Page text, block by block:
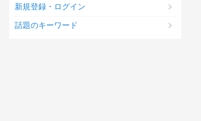
新規登録・ログイン
話題のキーワード